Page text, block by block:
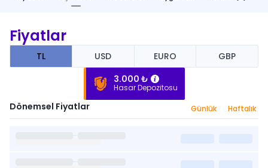
Fiyatlar
TL USD EURO
GBP
3.000 ₺
Hasar Depozitosu
Dönemsel Fiyatlar Günlük Haftalık